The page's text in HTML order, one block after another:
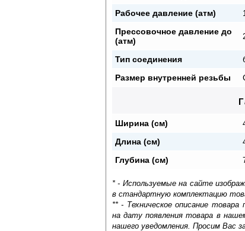
Рабочее давление (атм)
Прессовочное давление до
(атм)
Тип соединения
Размер внутренней резьбы
Ширина (см)
Длина (см)
Глубина (см)
* - Используемые на сайте
в стандартную комплектацию
** - Техническое описание
на дату появления товара в
нашего уведомления. Просим Вас